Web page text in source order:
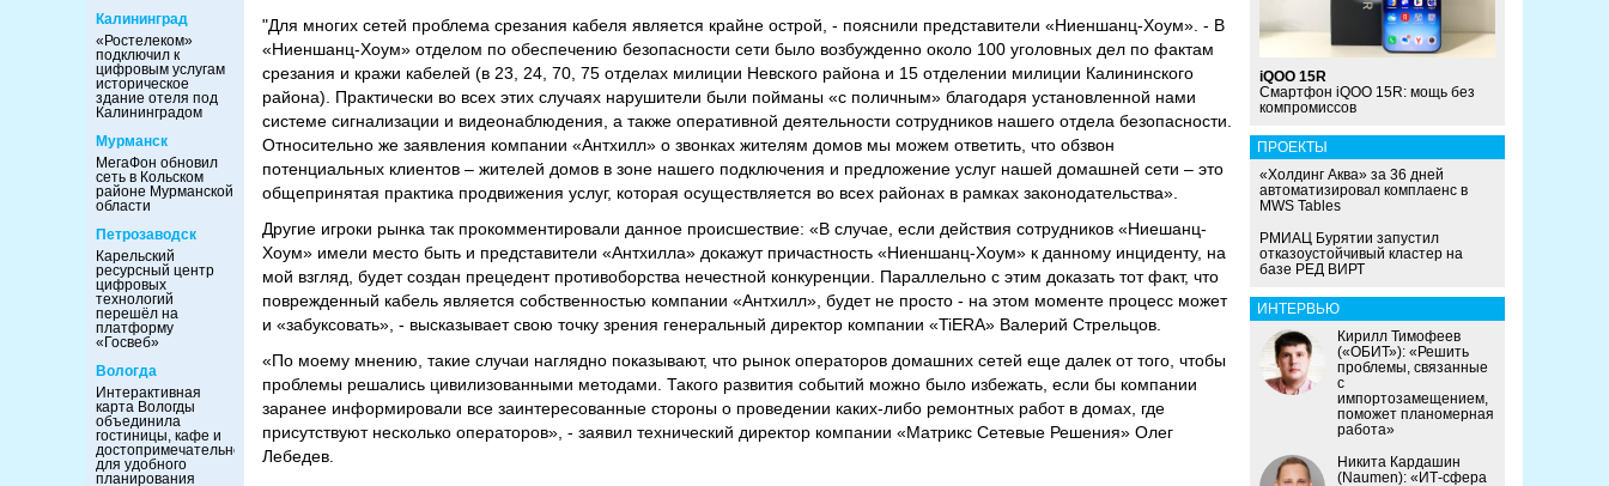
Калининград
«Ростелеком»
подключил к
цифровым услугам
историческое
здание отеля под
Калининградом
Мурманск
МегаФон обновил
сеть в Кольском
районе Мурманской
области
Петрозаводск
Карельский
ресурсный центр
цифровых
технологий
перешёл на
платформу
«Госвеб»
Вологда
Интерактивная
карта Вологды
объединила
гостиницы, кафе и
достопримечательности
для удобного
планирования
"Для многих сетей проблема срезания кабеля является крайне острой, - пояснили представители «Ниеншанц-Хоум». - В
«Ниеншанц-Хоум» отделом по обеспечению безопасности сети было возбужденно около 100 уголовных дел по фактам
срезания и кражи кабелей (в 23, 24, 70, 75 отделах милиции Невского района и 15 отделении милиции Калининского
района). Практически во всех этих случаях нарушители были пойманы «с поличным» благодаря установленной нами
системе сигнализации и видеонаблюдения, а также оперативной деятельности сотрудников нашего отдела безопасности.
Относительно же заявления компании «Антхилл» о звонках жителям домов мы можем ответить, что обзвон
потенциальных клиентов – жителей домов в зоне нашего подключения и предложение услуг нашей домашней сети – это
общепринятая практика продвижения услуг, которая осуществляется во всех районах в рамках законодательства».
Другие игроки рынка так прокомментировали данное происшествие: «В случае, если действия сотрудников «Ниешанц-
Хоум» имели место быть и представители «Антхилла» докажут причастность «Ниеншанц-Хоум» к данному инциденту, на
мой взгляд, будет создан прецедент противоборства нечестной конкуренции. Параллельно с этим доказать тот факт, что
поврежденный кабель является собственностью компании «Антхилл», будет не просто - на этом моменте процесс может
и «забуксовать», - высказывает свою точку зрения генеральный директор компании «TiERA» Валерий Стрельцов.
«По моему мнению, такие случаи наглядно показывают, что рынок операторов домашних сетей еще далек от того, чтобы
проблемы решались цивилизованными методами. Такого развития событий можно было избежать, если бы компании
заранее информировали все заинтересованные стороны о проведении каких-либо ремонтных работ в домах, где
присутствуют несколько операторов», - заявил технический директор компании «Матрикс Сетевые Решения» Олег
Лебедев.
iQOO 15R
Смартфон iQOO 15R: мощь без
компромиссов
ПРОЕКТЫ
«Холдинг Аква» за 36 дней
автоматизировал комплаенс в
MWS Tables
РМИАЦ Бурятии запустил
отказоустойчивый кластер на
базе РЕД ВИРТ
ИНТЕРВЬЮ
Кирилл Тимофеев
(«ОБИТ»): «Решить
проблемы, связанные
с
импортозамещением,
поможет планомерная
работа»
Никита Кардашин
(Naumen): «ИТ-сфера